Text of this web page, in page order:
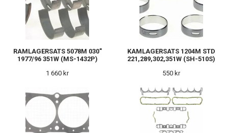
RAMLAGERSATS 5078M 030"
1977/96 351W (MS-1432P)
1 660 kr
KAMLAGERSATS 1204M STD
221,289,302,351W (SH-510S)
550 kr